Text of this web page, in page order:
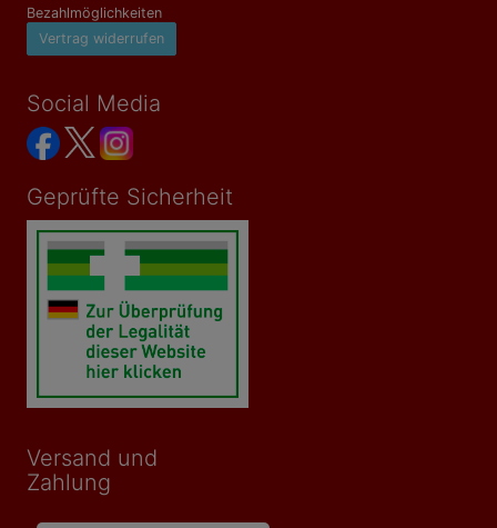
Bezahlmöglichkeiten
Vertrag widerrufen
Social Media
Geprüfte Sicherheit
Versand und
Zahlung